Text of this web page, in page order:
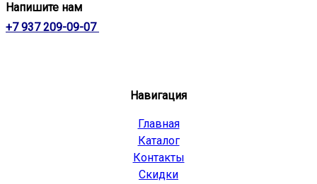
Напишите нам
+7 937 209-09-07
Навигация
Главная
Каталог
Контакты
Скидки